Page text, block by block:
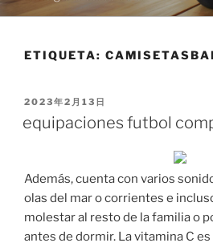
ETIQUETA:
PUBLICADO
2023年2月13日
equipaciones futbol
Además, cuenta con varios
olas del mar o corrientes e
molestar al resto de la familia o
antes de dormir. La vitamina C